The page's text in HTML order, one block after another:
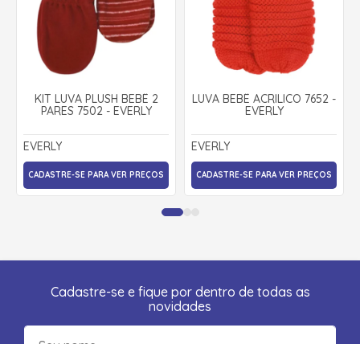
KIT LUVA PLUSH BEBÊ 2
PARES 7502 - EVERLY
EVERLY
CADASTRE-SE PARA VER PREÇOS
LUVA BEBÊ ACRILICO 7652 -
EVERLY
EVERLY
CADASTRE-SE PARA VER PREÇOS
Cadastre-se e fique por dentro de todas as
novidades